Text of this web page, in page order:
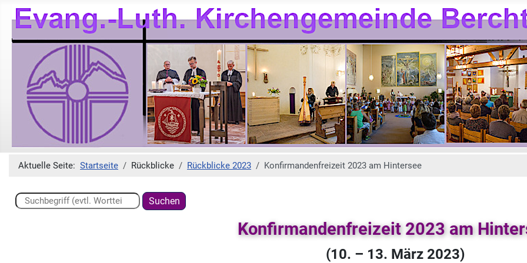
Aktuelle Seite: Startseite Rückblicke Rückblicke 2023 Konfirmandenfreizeit 2023 am Hintersee
Suchen ...
Suchen
Konfirmandenfreizeit 2023 am
(10. – 13. März 2023)